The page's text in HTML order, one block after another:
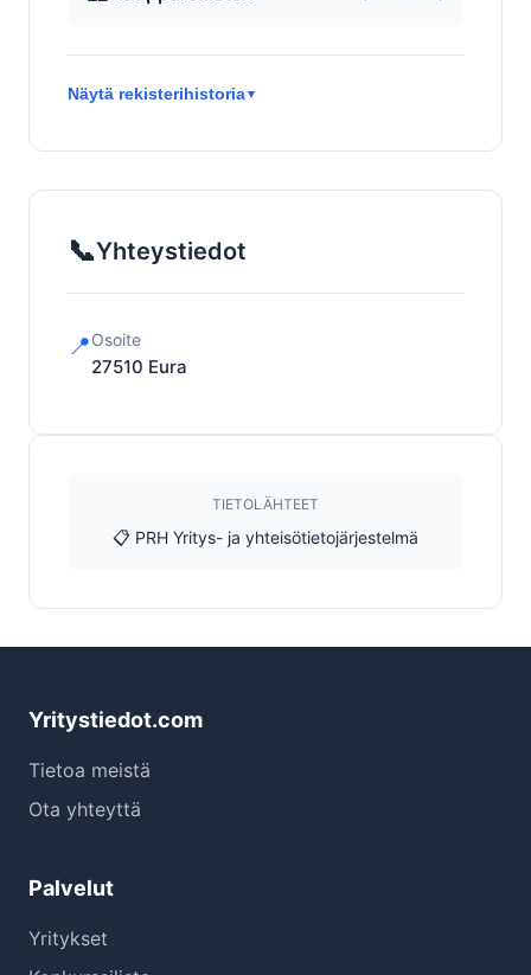
Näytä rekisterihistoria▼
📞Yhteystiedot
📍Osoite
27510 Eura
TIETOLÄHTEET
📋 PRH Yritys- ja yhteisötietojärjestelmä
Yritystiedot.com
Tietoa meistä
Ota yhteyttä
Palvelut
Yritykset